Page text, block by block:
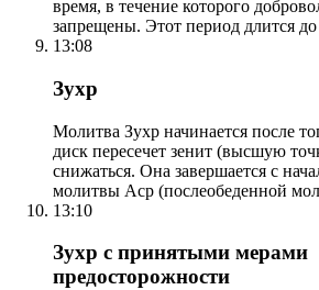
время, в течение которого
запрещены. Этот период длится до
13:08
Зухр
Молитва Зухр начинается после
диск пересечет зенит (высшую
снижаться. Она завершается с
молитвы Аср (послеобеденной
13:10
Зухр с принятыми мерами
предосторожности